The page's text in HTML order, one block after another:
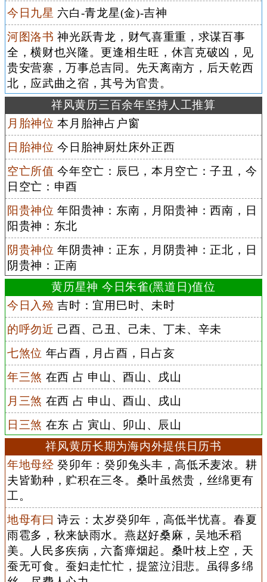
今日九星 六白-青龙星(金)-吉神
河图洛书 神光跃青龙，财气喜重重，求谋百事
全，横财也兴隆。更逢相生旺，休言克破凶，见
贵安营寨，万事总吉同。先天离南方，后天乾西
北，应武曲之宿，其号为官贵。
祥风黄历三百余年坚持人工推算
月胎神位 本月胎神占户窗
日胎神位 今日胎神厨灶床外正西
空亡所值 今年空亡：辰巳，本月空亡：子丑，今
日空亡：申酉
阳贵神位 年阳贵神：东南，月阳贵神：西南，日
阳贵神：东北
阴贵神位 年阴贵神：正东，月阴贵神：正北，日
阴贵神：正南
黄历星神 今日朱雀(黑道日)值位
今日入殓 吉时：宜用巳时、未时
的呼勿近 己酉、己丑、己未、丁未、辛未
七煞位 年占酉，月占酉，日占亥
年三煞 在西 占 申山、酉山、戌山
月三煞 在西 占 申山、酉山、戌山
日三煞 在东 占 寅山、卯山、辰山
祥风黄历长期为海内外提供日历书
年地母经 癸卯年：癸卯兔头丰，高低禾麦浓。耕
夫皆勤种，贮积在三冬。桑叶虽然贵，丝绵更有
工。
地母有曰 诗云：太岁癸卯年，高低半忧喜。春夏
雨雹多，秋来缺雨水。燕赵好桑麻，吴地禾稻
美。人民多疾病，六畜瘴烟起。桑叶枝上空，天
蚕无可食。蚕妇走忙忙，提篮泣泪悲。虽得多绵